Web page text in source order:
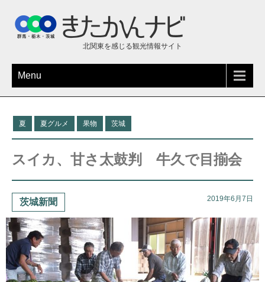
北関東を感じる観光情報サイト
Menu
夏 夏グルメ 果物 茨城
スイカ、甘さ太鼓判 牛久で目揃会
茨城新聞 2019年6月7日